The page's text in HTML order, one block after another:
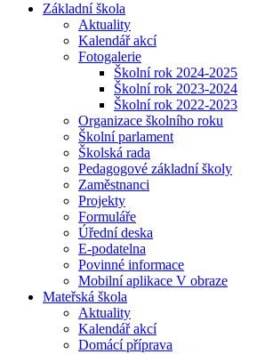
Základní škola
Aktuality
Kalendář akcí
Fotogalerie
Školní rok 2024-2025
Školní rok 2023-2024
Školní rok 2022-2023
Organizace školního roku
Školní parlament
Školská rada
Pedagogové základní školy
Zaměstnanci
Projekty
Formuláře
Úřední deska
E-podatelna
Povinné informace
Mobilní aplikace V obraze
Mateřská škola
Aktuality
Kalendář akcí
Domácí příprava